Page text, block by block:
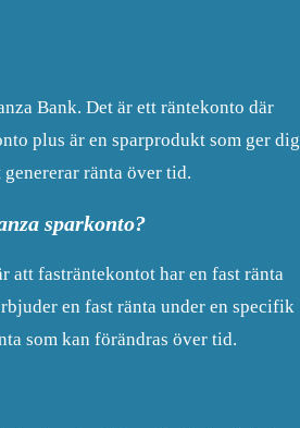
Bank. Det är ett räntekonto där
plus är en sparprodukt som ger dig
ränta över tid.
sparkonto?
att fasträntekontot har en fast ränta
en fast ränta under en specifik
som kan förändras över tid.